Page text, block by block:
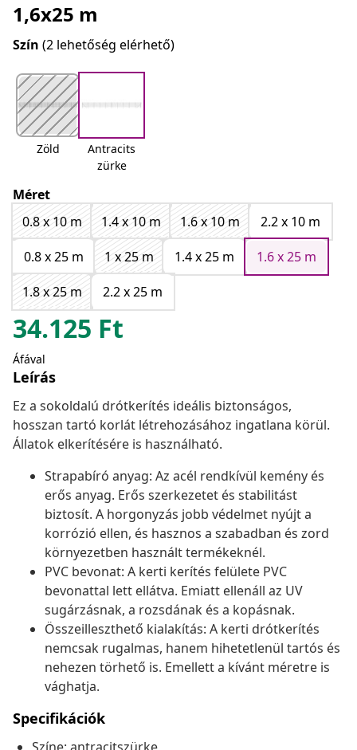
1,6x25 m
Szín (2 lehetőség elérhető)
Zöld
Antracits
zürke
Méret
0.8 x 10 m
1.4 x 10 m 1.6 x 10 m
2.2 x 10 m
0.8 x 25 m
1 x 25 m 1.4 x 25 m
1.6 x 25 m
1.8 x 25 m
2.2 x 25 m
34.125 Ft
Áfával
Leírás
Ez a sokoldalú drótkerítés ideális biztonságos,
hosszan tartó korlát létrehozásához ingatlana körül.
Állatok elkerítésére is használható.
Strapabíró anyag: Az acél rendkívül kemény és
erős anyag. Erős szerkezetet és stabilitást
biztosít. A horgonyzás jobb védelmet nyújt a
korrózió ellen, és hasznos a szabadban és zord
környezetben használt termékeknél.
PVC bevonat: A kerti kerítés felülete PVC
bevonattal lett ellátva. Emiatt ellenáll az UV
sugárzásnak, a rozsdának és a kopásnak.
Összeilleszthető kialakítás: A kerti drótkerítés
nemcsak rugalmas, hanem hihetetlenül tartós és
nehezen törhető is. Emellett a kívánt méretre is
vághatja.
Specifikációk